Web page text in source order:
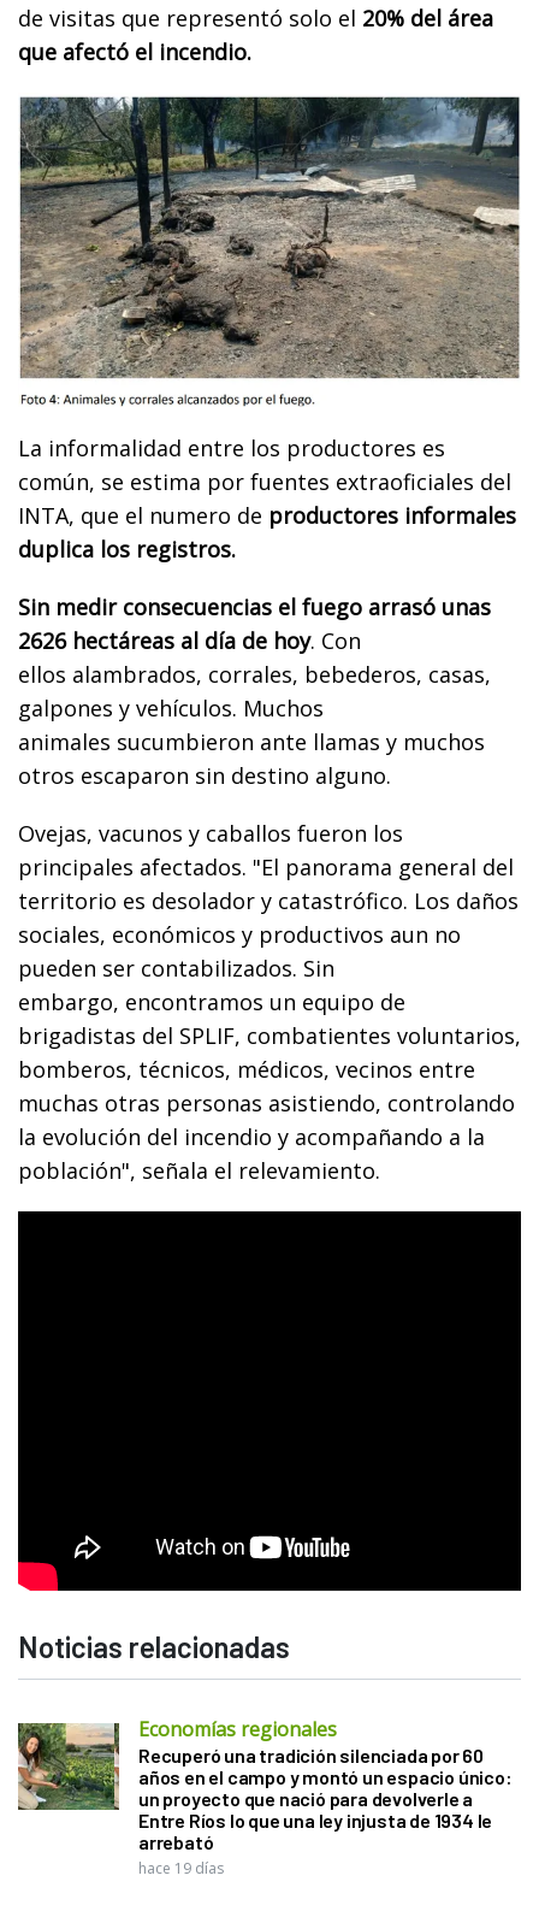
de visitas que representó solo el 20% del área
que afectó el incendio.
La informalidad entre los productores es
común, se estima por fuentes extraoficiales del
INTA, que el numero de productores informales
duplica los registros.
Sin medir consecuencias el fuego arrasó unas
2626 hectáreas al día de hoy. Con
ellos alambrados, corrales, bebederos, casas,
galpones y vehículos. Muchos
animales sucumbieron ante llamas y muchos
otros escaparon sin destino alguno.
Ovejas, vacunos y caballos fueron los
principales afectados. "El panorama general del
territorio es desolador y catastrófico. Los daños
sociales, económicos y productivos aun no
pueden ser contabilizados. Sin
embargo, encontramos un equipo de
brigadistas del SPLIF, combatientes voluntarios,
bomberos, técnicos, médicos, vecinos entre
muchas otras personas asistiendo, controlando
la evolución del incendio y acompañando a la
población", señala el relevamiento.
Noticias relacionadas
Economías regionales
Recuperó una tradición silenciada por 60
años en el campo y montó un espacio único:
un proyecto que nació para devolverle a
Entre Ríos lo que una ley injusta de 1934 le
arrebató
hace 19 días